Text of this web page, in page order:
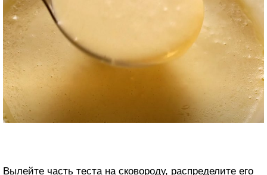
Вылейте часть теста на сковороду, распределите его